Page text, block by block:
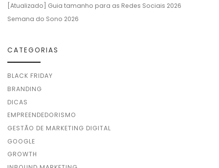
[Atualizado] Guia tamanho para as Redes Sociais 2026
Semana do Sono 2026
CATEGORIAS
BLACK FRIDAY
BRANDING
DICAS
EMPREENDEDORISMO
GESTÃO DE MARKETING DIGITAL
GOOGLE
GROWTH